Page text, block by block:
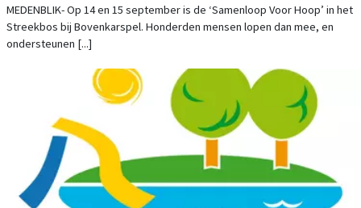
MEDENBLIK- Op 14 en 15 september is de ‘Samenloop Voor Hoop’ in het
Streekbos bij Bovenkarspel. Honderden mensen lopen dan mee, en
ondersteunen [...]